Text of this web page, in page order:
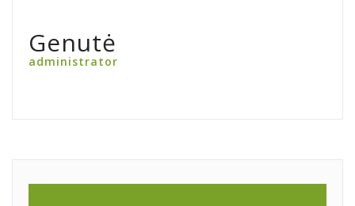
Genutė
administrator